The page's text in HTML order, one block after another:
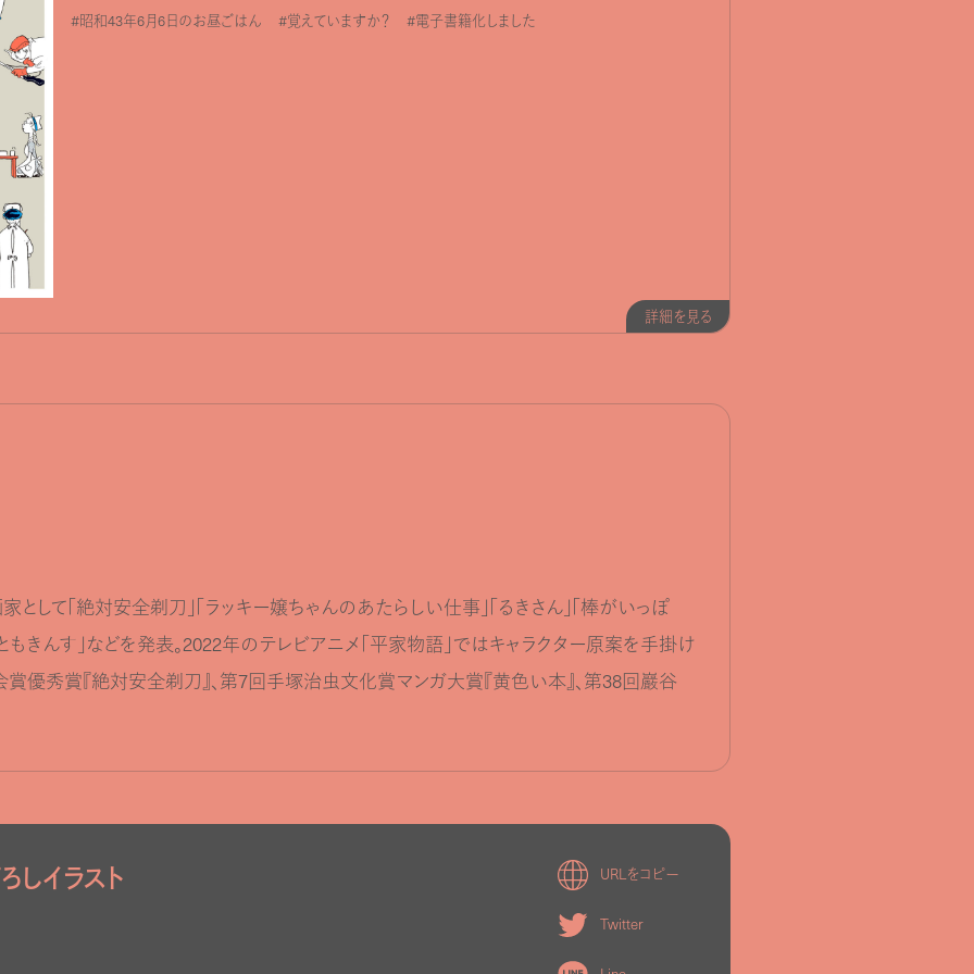
#昭和43年6月6日のお昼ごはん #覚えていますか？ #電子書籍化しました
詳細を見る
して「絶対安全剃刀」「ラッキー嬢ちゃんのあたらしい仕事」「るきさん」「棒がいっぽ
ともきんす」などを発表。2022年のテレビアニメ「平家物語」ではキャラクター原案を手掛け
優秀賞『絶対安全剃刀』、第7回手塚治虫文化賞マンガ大賞『黄色い本』、第38回巖谷
しイラスト URLをコピー
Twitter